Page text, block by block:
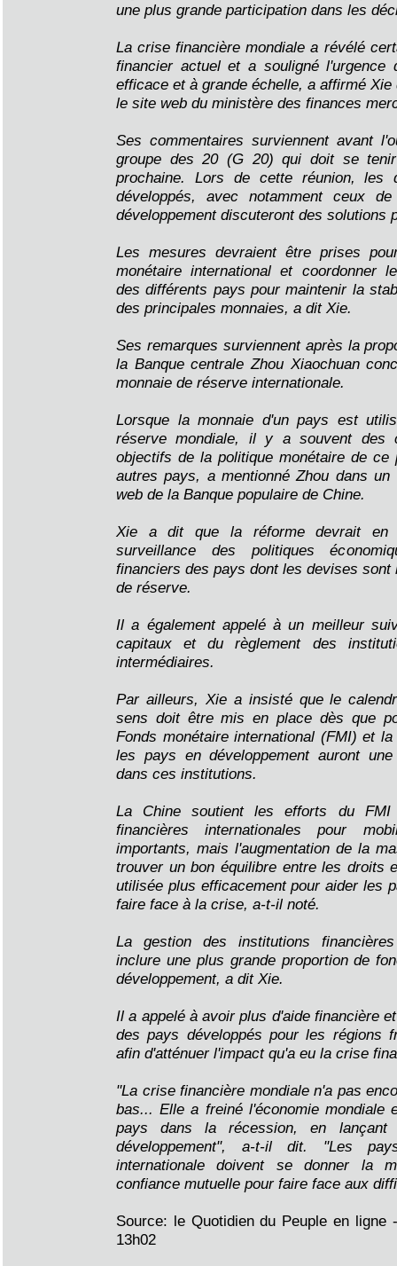
une plus grande participation dans les
La crise financière mondiale a révélé
financier actuel et a souligné l'urgence
efficace et à grande échelle, a affirmé
le site web du ministère des finances
Ses commentaires surviennent avant
groupe des 20 (G 20) qui doit se
prochaine. Lors de cette réunion, les
développés, avec notamment ceux
développement discuteront des solutions
Les mesures devraient être prises
monétaire international et coordonner
des différents pays pour maintenir la
des principales monnaies, a dit Xie.
Ses remarques surviennent après la
la Banque centrale Zhou Xiaochuan
monnaie de réserve internationale.
Lorsque la monnaie d'un pays est
réserve mondiale, il y a souvent des
objectifs de la politique monétaire de
autres pays, a mentionné Zhou dans
web de la Banque populaire de Chine.
Xie a dit que la réforme devrait en
surveillance des politiques
financiers des pays dont les devises sont
de réserve.
Il a également appelé à un meilleur
capitaux et du règlement des
intermédiaires.
Par ailleurs, Xie a insisté que le
sens doit être mis en place dès que
Fonds monétaire international (FMI) et
les pays en développement auront
dans ces institutions.
La Chine soutient les efforts du FMI
financières internationales pour
importants, mais l'augmentation de la
trouver un bon équilibre entre les droits
utilisée plus efficacement pour aider les
faire face à la crise, a-t-il noté.
La gestion des institutions
inclure une plus grande proportion de
développement, a dit Xie.
Il a appelé à avoir plus d'aide financière
des pays développés pour les régions
afin d'atténuer l'impact qu'a eu la crise
"La crise financière mondiale n'a pas
bas... Elle a freiné l'économie mondiale
pays dans la récession, en
développement", a-t-il dit. "Les
internationale doivent se donner la
confiance mutuelle pour faire face aux
Source: le Quotidien du Peuple en ligne
13h02